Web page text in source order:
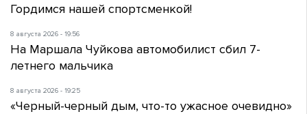
Гордимся нашей спортсменкой!
8 августа 2026 - 19:56
На Маршала Чуйкова автомобилист сбил 7-
летнего мальчика
8 августа 2026 - 19:25
«Черный-черный дым, что-то ужасное очевидно»